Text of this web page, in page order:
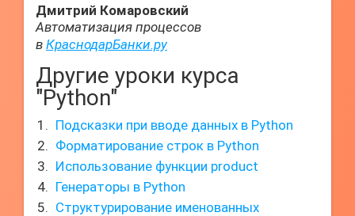
Дмитрий Комаровский
Автоматизация процессов
в КраснодарБанки.ру
Другие уроки курса
"Python"
Подсказки при вводе данных в Python
Форматирование строк в Python
Использование функции product
Генераторы в Python
Структурирование именованных